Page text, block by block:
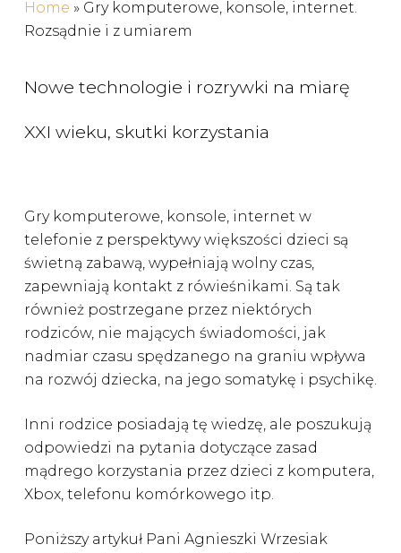
Home » Gry komputerowe, konsole, internet.
Rozsądnie i z umiarem
Nowe technologie i rozrywki na miarę
XXI wieku, skutki korzystania
Gry komputerowe, konsole, internet w
telefonie z perspektywy większości dzieci są
świetną zabawą, wypełniają wolny czas,
zapewniają kontakt z rówieśnikami. Są tak
również postrzegane przez niektórych
rodziców, nie mających świadomości, jak
nadmiar czasu spędzanego na graniu wpływa
na rozwój dziecka, na jego somatykę i psychikę.
Inni rodzice posiadają tę wiedzę, ale poszukują
odpowiedzi na pytania dotyczące zasad
mądrego korzystania przez dzieci z komputera,
Xbox, telefonu komórkowego itp.
Poniższy artykuł Pani Agnieszki Wrzesiak